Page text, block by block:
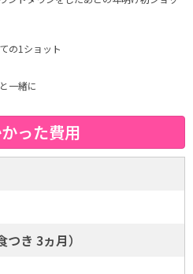
の1ショット
一緒に
った費用
き 3ヵ月）